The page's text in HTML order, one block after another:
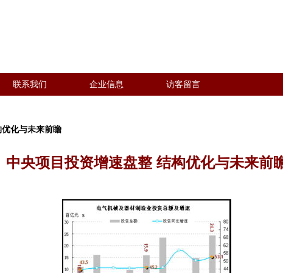
联系我们 企业信息 访客留言
化与未来前瞻
中央项目投资增速盘整 结构优化与未来前